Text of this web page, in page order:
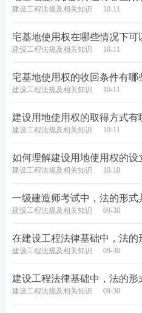
建设工程法规及相关知识 10-11
宅基地使用权在哪些情况下可
建设工程法规及相关知识 10-11
宅基地使用权的收回条件有哪
建设工程法规及相关知识 10-11
建设用地使用权的取得方式有
建设工程法规及相关知识 10-11
如何理解建设用地使用权的设
建设工程法规及相关知识 10-10
一级建造师考试中，法的形式
建设工程法规及相关知识 09-30
在建设工程法律基础中，法的
建设工程法规及相关知识 09-30
建设工程法律基础中，法的形
建设工程法规及相关知识 09-30